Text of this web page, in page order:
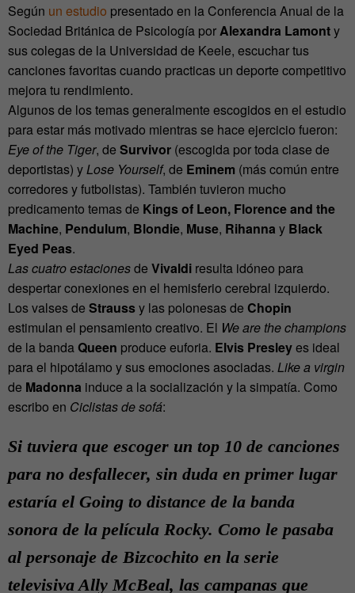
Según un estudio presentado en la Conferencia Anual de la
Sociedad Británica de Psicología porAlexandra Lamonty
sus colegas de la Universidad de Keele, escuchar tus
canciones favoritas cuando practicas un deporte competitivo
mejora tu rendimiento.
Algunos de los temas generalmente escogidos en el estudio
para estar más motivado mientras se hace ejercicio fueron:
Eye of the Tiger, de Survivor (escogida por toda clase de
deportistas) yLose Yourself, de Eminem (más común entre
corredores y futbolistas). También tuvieron mucho
predicamento temas de Kings of Leon, Florence and the
Machine, Pendulum, Blondie, Muse, Rihanna y Black
Eyed Peas.
Las cuatro estacionesde Vivaldi resulta idóneo para
despertar conexiones en el hemisferio cerebral izquierdo.
Los valses de Straussy las polonesas de Chopin
estimulan el pensamiento creativo. El We are the champions
de la bandaQueen produce euforia. Elvis Presleyes ideal
para el hipotálamo y sus emociones asociadas. Like a virgin
de Madonna induce a la socialización y la simpatía. Como
escribo en Ciclistas de sofá:
Si tuviera que escoger un top 10 de canciones
para no desfallecer, sin duda en primer lugar
estaría el Going to distance de la banda
sonora de la película Rocky. Como le pasaba
al personaje de Bizcochito en la serie
televisiva Ally McBeal, las campanas que